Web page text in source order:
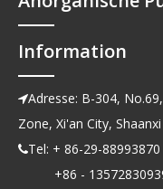
Information
Adresse: B-304,
Zone, Xi'an City,
Tel: + 86-29-88993870
+86 -